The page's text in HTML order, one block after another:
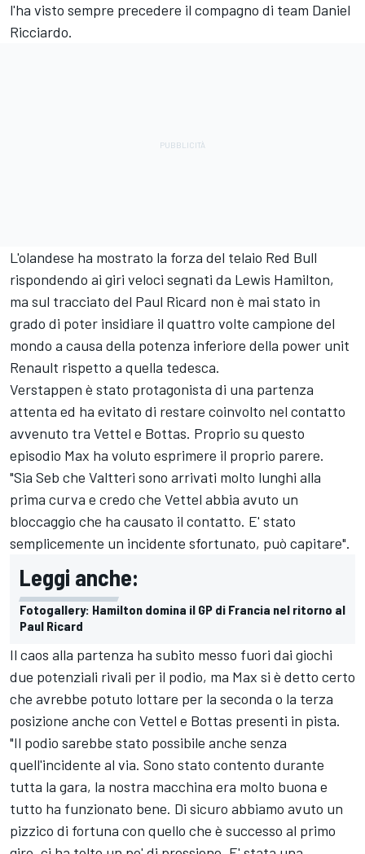
l'ha visto sempre precedere il compagno di team Daniel
Ricciardo.
L'olandese ha mostrato la forza del telaio Red Bull
rispondendo ai giri veloci segnati da Lewis Hamilton,
ma sul tracciato del Paul Ricard non è mai stato in
grado di poter insidiare il quattro volte campione del
mondo a causa della potenza inferiore della power unit
Renault rispetto a quella tedesca.
Verstappen è stato protagonista di una partenza
attenta ed ha evitato di restare coinvolto nel contatto
avvenuto tra Vettel e Bottas. Proprio su questo
episodio Max ha voluto esprimere il proprio parere.
"Sia Seb che Valtteri sono arrivati molto lunghi alla
prima curva e credo che Vettel abbia avuto un
bloccaggio che ha causato il contatto. E' stato
semplicemente un incidente sfortunato, può capitare".
Leggi anche:
Fotogallery: Hamilton domina il GP di Francia nel ritorno al
Paul Ricard
Il caos alla partenza ha subito messo fuori dai giochi
due potenziali rivali per il podio, ma Max si è detto certo
che avrebbe potuto lottare per la seconda o la terza
posizione anche con Vettel e Bottas presenti in pista.
"Il podio sarebbe stato possibile anche senza
quell'incidente al via. Sono stato contento durante
tutta la gara, la nostra macchina era molto buona e
tutto ha funzionato bene. Di sicuro abbiamo avuto un
pizzico di fortuna con quello che è successo al primo